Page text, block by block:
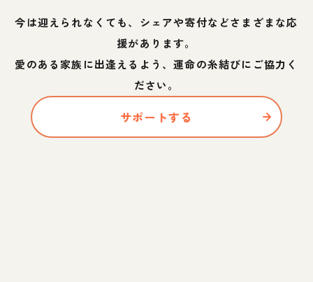
今は迎えられなくても、シェアや寄付などさまざまな応
援があります。
愛のある家族に出逢えるよう、運命の糸結びにご協力く
ださい。
サポートする